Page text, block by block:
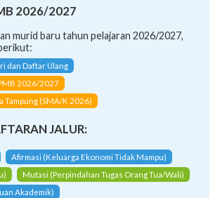
2026/2027
murid baru tahun pelajaran 2026/2027,
dan Daftar Ulang
2026/2027
Tampung (SMA/K 2026)
JALUR:
Afirmasi (Keluarga Ekonomi Tidak Mampu)
Mutasi (Perpindahan Tugas Orang Tua/Wali)
Akademik)